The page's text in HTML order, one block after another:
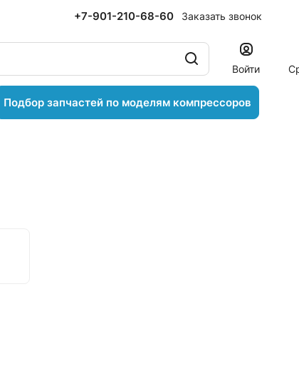
+7-901-210-68-60 Заказать звонок
Войти
Подбор запчастей по моделям компрессоров